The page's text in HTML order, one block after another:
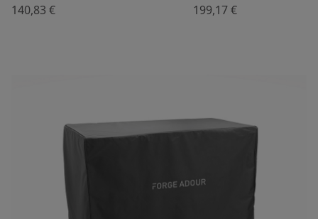
140,83 € 199,17 €